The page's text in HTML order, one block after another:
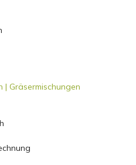
| Gräsermischungen